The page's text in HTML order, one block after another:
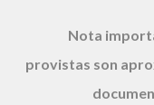
Nota
provistas son